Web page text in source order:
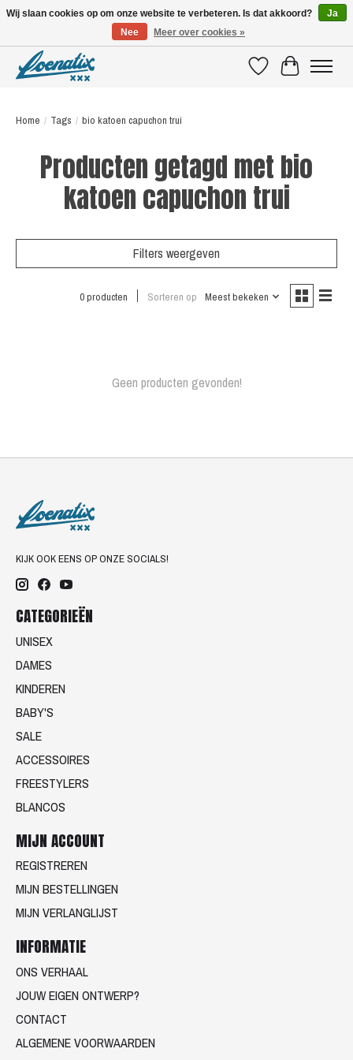
VerlanglijstWinkelwagen
Home / Tags / bio katoen capuchon trui
Producten getagd met bio
katoen capuchon trui
Filters weergeven
0 producten Sorteren op Meest bekeken
Geen producten gevonden!
KIJK OOK EENS OP ONZE SOCIALS!
CATEGORIEËN
UNISEX
DAMES
KINDEREN
BABY'S
SALE
ACCESSOIRES
FREESTYLERS
BLANCOS
MIJN ACCOUNT
REGISTREREN
MIJN BESTELLINGEN
MIJN VERLANGLIJST
INFORMATIE
ONS VERHAAL
JOUW EIGEN ONTWERP?
CONTACT
ALGEMENE VOORWAARDEN
Wij slaan cookies op om onze website te verbeteren. Is dat akkoord?
Ja
Nee
Meer over cookies »